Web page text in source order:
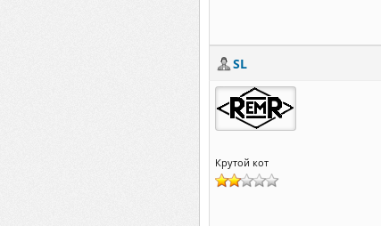
SL
Крутой кот